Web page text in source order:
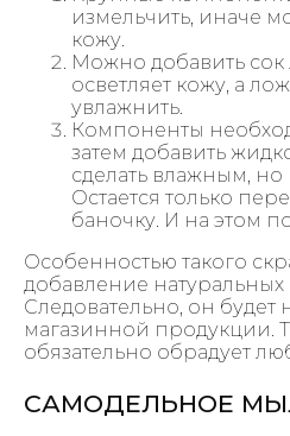
измельчить, иначе
кожу.
Можно добавить
осветляет кожу, а
увлажнить.
Компоненты
затем добавить
сделать влажным,
Остается только
баночку. И на этом
Особенностью такого
добавление
Следовательно, он будет
магазинной продукции.
обязательно обрадует
САМОДЕЛЬНОЕ